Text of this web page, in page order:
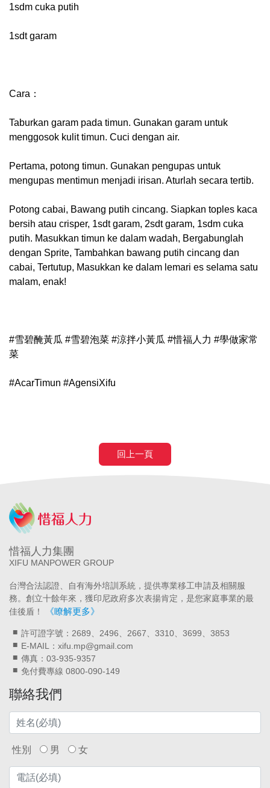
1sdm cuka putih
1sdt garam
Cara：
Taburkan garam pada timun. Gunakan garam untuk
menggosok kulit timun. Cuci dengan air.
Pertama, potong timun. Gunakan pengupas untuk
mengupas mentimun menjadi irisan. Aturlah secara tertib.
Potong cabai, Bawang putih cincang. Siapkan toples kaca
bersih atau crisper, 1sdt garam, 2sdt garam, 1sdm cuka
putih. Masukkan timun ke dalam wadah, Bergabunglah
dengan Sprite, Tambahkan bawang putih cincang dan
cabai, Tertutup, Masukkan ke dalam lemari es selama satu
malam, enak!
#雪碧醃黃瓜 #雪碧泡菜 #涼拌小黃瓜 #惜福人力 #學做家常
菜
#AcarTimun #AgensiXifu
回上一頁
惜福人力集團
XIFU MANPOWER GROUP
台灣合法認證、自有海外培訓系統，提供專業移工申請及相關服
務。創立十餘年來，獲印尼政府多次表揚肯定，是您家庭事業的最
佳後盾！
《瞭解更多》
許可證字號：2689、2496、2667、3310、3699、3853
E-MAIL：xifu.mp@gmail.com
傳真：03-935-9357
免付費專線 0800-090-149
聯絡我們
性別 男 女